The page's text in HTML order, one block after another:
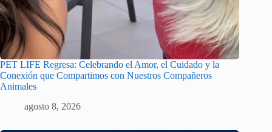
PET LIFE Regresa: Celebrando el Amor, el Cuidado y la
Conexión que Compartimos con Nuestros Compañeros
Animales
agosto 8, 2026